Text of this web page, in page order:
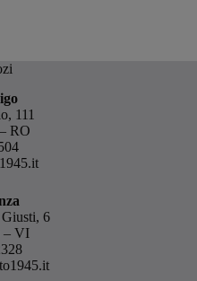
111
RO
Giusti, 6
– VI